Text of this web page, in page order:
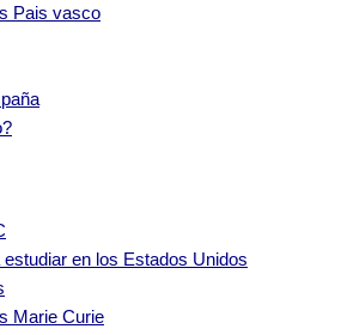
Pais vasco
estudiar en los Estados Unidos
Marie Curie